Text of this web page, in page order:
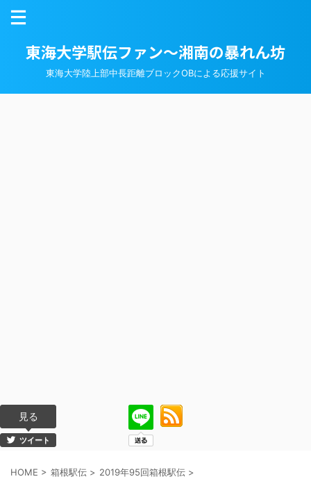
東海大学駅伝ファン～湘南の暴れん坊
東海大学陸上部中長距離ブロックOBによる応援サイト
見る
ツイート
HOME > 箱根駅伝 > 2019年95回箱根駅伝 >